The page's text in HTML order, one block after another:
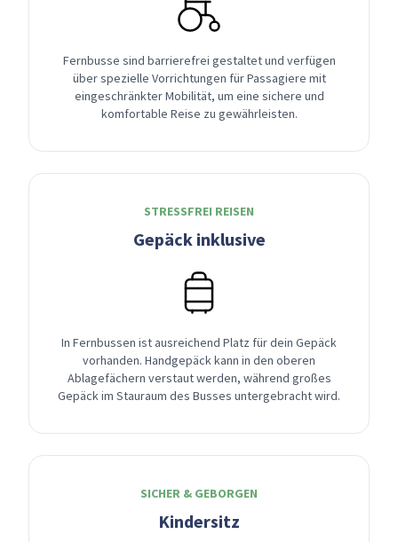
Fernbusse sind barrierefrei gestaltet und verfügen
über spezielle Vorrichtungen für Passagiere mit
eingeschränkter Mobilität, um eine sichere und
komfortable Reise zu gewährleisten.
STRESSFREI REISEN
Gepäck inklusive
In Fernbussen ist ausreichend Platz für dein Gepäck
vorhanden. Handgepäck kann in den oberen
Ablagefächern verstaut werden, während großes
Gepäck im Stauraum des Busses untergebracht wird.
SICHER & GEBORGEN
Kindersitz